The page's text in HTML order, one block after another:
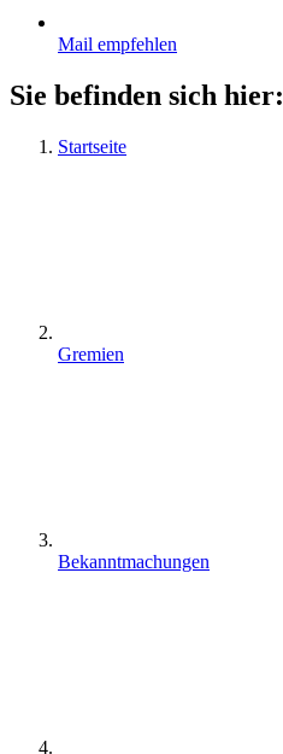
Mail empfehlen
Sie befinden sich hier:
Startseite
Gremien
Bekanntmachungen